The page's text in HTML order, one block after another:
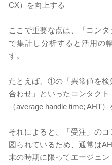
CX）を向上する
ここで重要な点は、「コン
で集計し分析すると活用の
す。
たとえば、①の「異常値を検
合わせ」といったコンタク
（average handle time; AHT）
それによると、「受注」の
図られているため、通常は
末の時期に限ってエージェ